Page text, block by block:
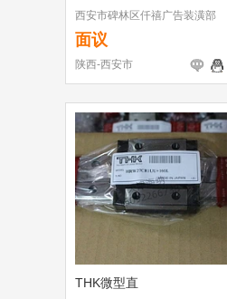
西安市碑林区仟禧广告装潢部
面议
陕西-西安市
THK微型直